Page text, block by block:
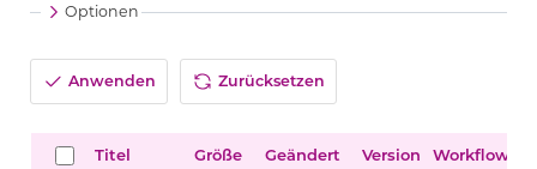
Optionen
Anwenden Zurücksetzen
Titel Größe Geändert Version Workflow